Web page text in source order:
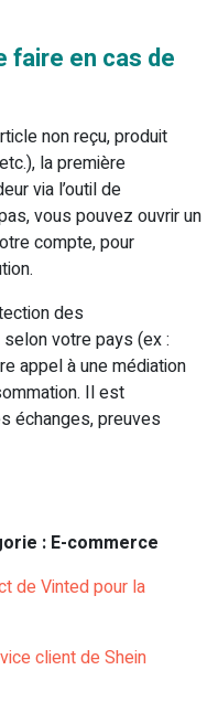
faire en cas de
non reçu, produit
la première
via l’outil de
vous pouvez ouvrir un
compte, pour
des
votre pays (ex :
appel à une médiation
Il est
échanges, preuves
: E-commerce
de Vinted pour la
client de Shein